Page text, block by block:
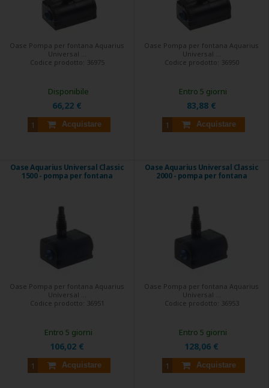
Oase Pompa per fontana Aquarius
Universal ...
Codice prodotto: 36975
66,22 €
Acquistare
Disponibile
Oase Pompa per fontana Aquarius
Universal ...
Codice prodotto: 36950
83,88 €
Acquistare
Entro 5 giorni
Oase Aquarius Universal Classic
1500 - pompa per fontana
Oase Pompa per fontana Aquarius
Universal ...
Codice prodotto: 36951
106,02 €
Acquistare
Entro 5 giorni
Oase Aquarius Universal Classic
2000 - pompa per fontana
Oase Pompa per fontana Aquarius
Universal ...
Codice prodotto: 36953
128,06 €
Acquistare
Entro 5 giorni